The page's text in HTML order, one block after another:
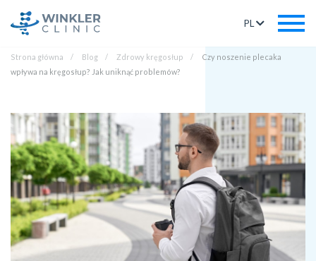
PL
Strona główna Blog Zdrowy kręgosłup
Czy noszenie plecaka
wpływa na kręgosłup? Jak uniknąć problemów?